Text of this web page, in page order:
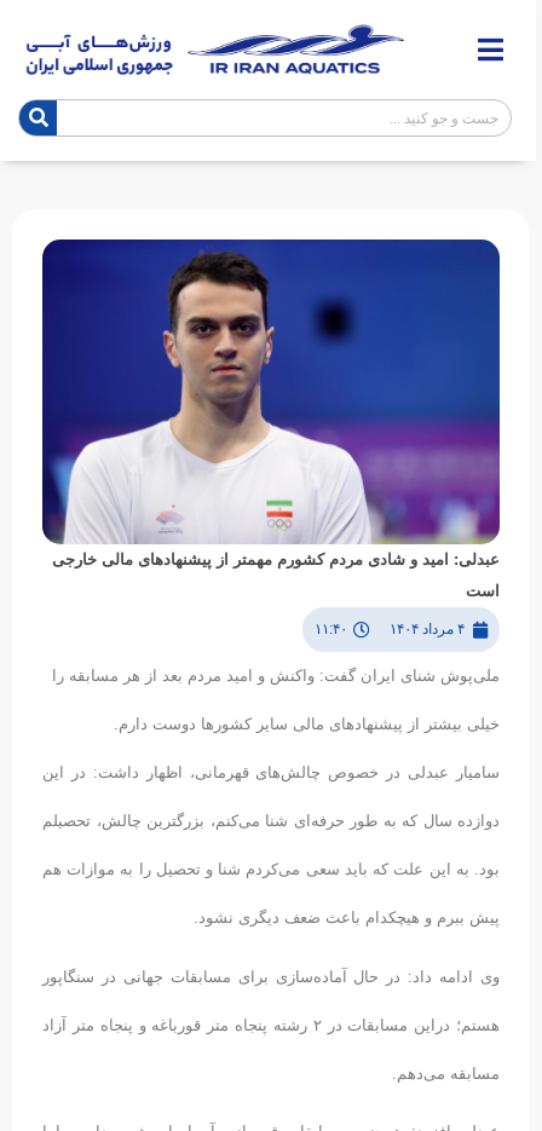
عبدلی: امید و شادی مردم کشورم مهمتر از پیشنهادهای مالی خارجی
است
۴ مرداد ۱۴۰۴ ۱۱:۴۰
ملی‌پوش شنای ایران گفت: واکنش و امید مردم بعد از هر مسابقه را
خیلی بیشتر از پیشنهادهای مالی سایر کشورها دوست دارم.
سامیار عبدلی در خصوص چالش‌های قهرمانی، اظهار داشت: در این
دوازده سال که به طور حرفه‌ای شنا می‌کنم، بزرگترین چالش، تحصیلم
بود. به این علت که باید سعی می‌کردم شنا و تحصیل را به موازات هم
پیش ببرم و هیچکدام باعث ضعف دیگری نشود.
وی ادامه داد: در حال آماده‌سازی برای مسابقات جهانی در سنگاپور
هستم؛ دراین مسابقات در ۲ رشته پنجاه متر قورباغه و پنجاه متر آزاد
مسابقه می‌دهم.